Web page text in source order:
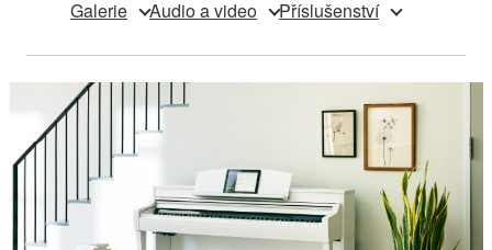
Galerie Audio a video Příslušenství